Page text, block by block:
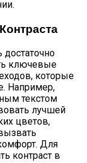
ключевые
которые
Например,
текстом
лучшей
цветов,
Для
контраст в